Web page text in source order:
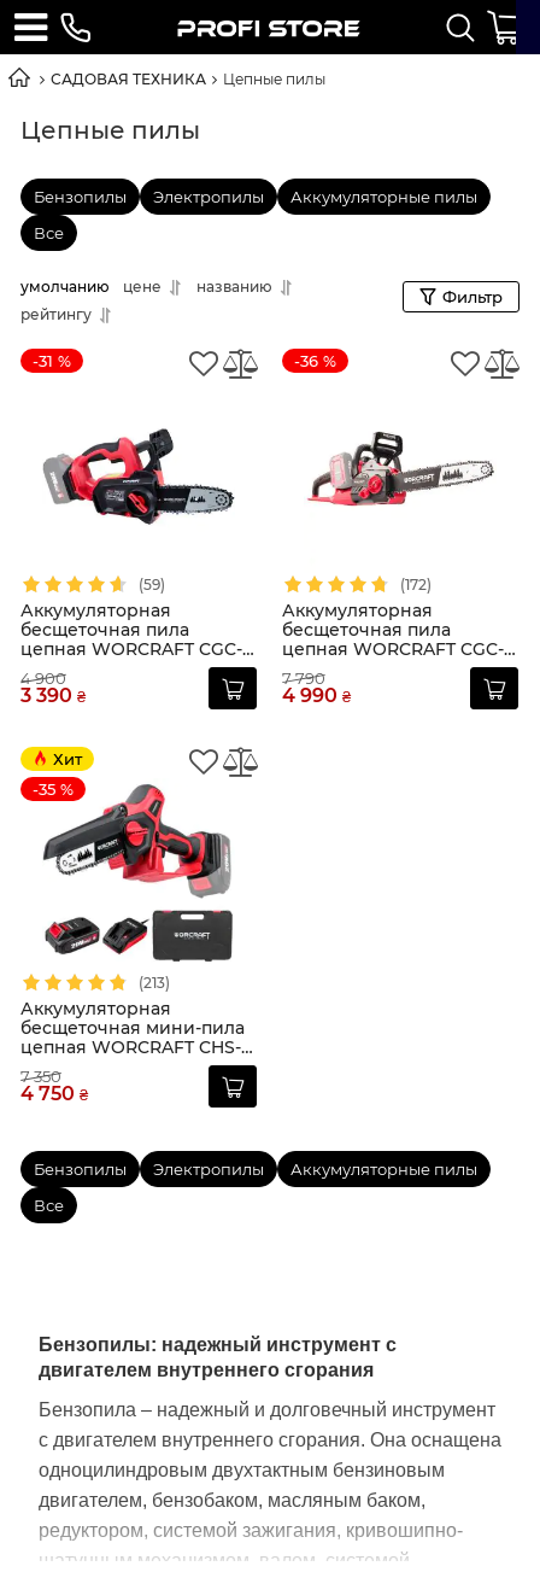
САДОВАЯ ТЕХНИКА Цепные пилы
Цепные пилы
Бензопилы Электропилы
Аккумуляторные пилы
Все
умолчанию цене
названию
рейтингу
Фильтр
-31 %
(59)
Аккумуляторная
бесщеточная пила
цепная WORCRAFT CGC-
S20LiB
4 900
3 390 ₴
-36 %
(172)
Аккумуляторная
бесщеточная пила
цепная WORCRAFT CGC-
S40LiBA
7 790
4 990 ₴
Хит
-35 %
(213)
Аккумуляторная
бесщеточная мини-пила
цепная WORCRAFT CHS-
S20LiBPM
7 350
4 750 ₴
Бензопилы Электропилы
Аккумуляторные пилы
Все
Бензопилы: надежный инструмент с
двигателем внутреннего сгорания
Бензопила – надежный и долговечный инструмент
с двигателем внутреннего сгорания. Она оснащена
одноцилиндровым двухтактным бензиновым
двигателем, бензобаком, масляным баком,
редуктором, системой зажигания, кривошипно-
шатунным механизмом, валом, системой